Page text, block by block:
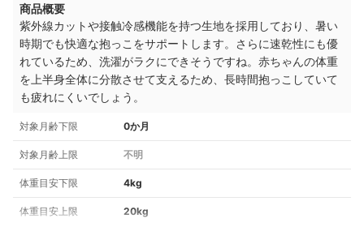
商品概要
紫外線カットや接触冷感機能を持つ生地を採用しており、暑い
時期でも快適な抱っこをサポートします。さらに速乾性にも優
れているため、洗濯がラクにできそうですね。赤ちゃんの体重
を上半身全体に分散させて支えるため、長時間抱っこしていて
も疲れにくいでしょう。
対象月齢下限 0か月
対象月齢上限 不明
体重目安下限 4kg
体重目安上限 20kg